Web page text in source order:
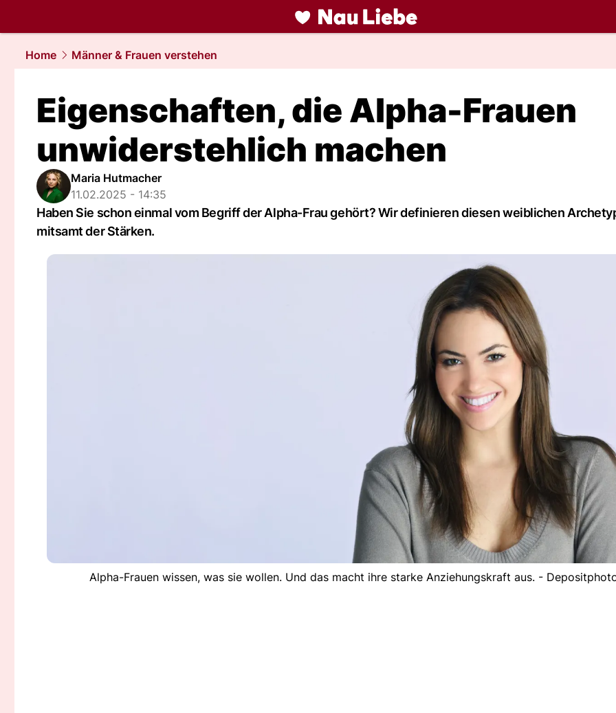
liebe.NAU.ch
Home
Männer & Frauen verstehen
Eigenschaften, die Alpha-Frauen
unwiderstehlich machen
Maria Hutmacher
11.02.2025 - 14:35
Haben Sie schon einmal vom Begriff der Alpha-Frau gehört? Wir definieren diesen weiblichen
mitsamt der Stärken.
Alpha-Frauen wissen, was sie wollen. Und das macht ihre starke Anziehungskraft aus. -